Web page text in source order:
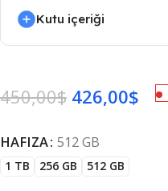
Kutu içeriği
450,00$ 426,00$
HAFIZA 512 GB
1 TB 256 GB 512 GB